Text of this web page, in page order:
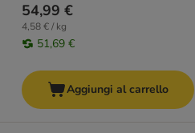
54,99 €
4,58 € / kg
51,69 €
Aggiungi al carrello